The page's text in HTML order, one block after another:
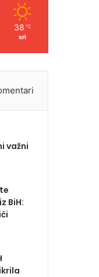
38 ℃
sri
važni
BiH: